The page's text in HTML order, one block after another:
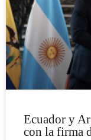
Ecuador y
con la firma